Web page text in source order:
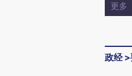
更多
政经>